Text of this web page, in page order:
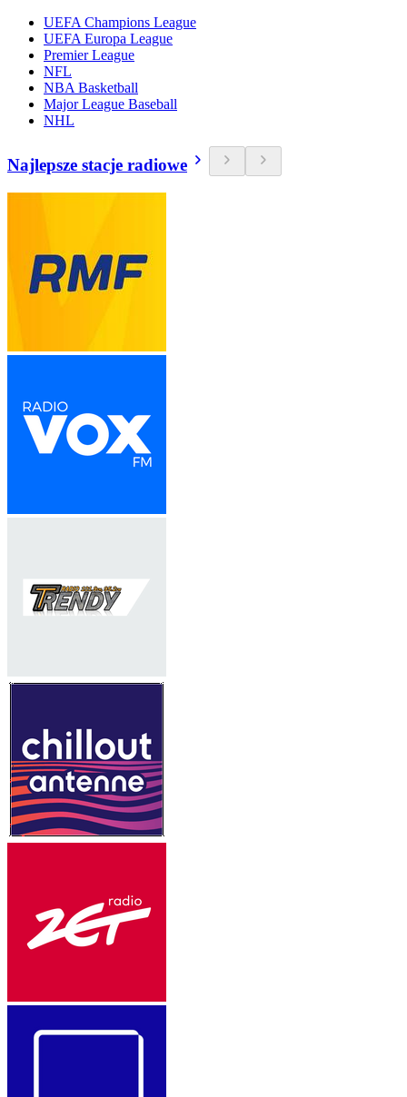
UEFA Champions League
UEFA Europa League
Premier League
NFL
NBA Basketball
Major League Baseball
NHL
Najlepsze stacje radiowe